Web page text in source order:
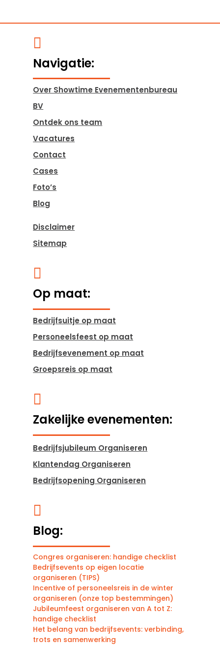

Navigatie:
Over Showtime Evenementenbureau
BV
Ontdek ons team
Vacatures
Contact
Cases
Foto’s
Blog
Disclaimer
Sitemap

Op maat:
Bedrijfsuitje op maat
Personeelsfeest op maat
Bedrijfsevenement op maat
Groepsreis op maat

Zakelijke evenementen:
Bedrijfsjubileum Organiseren
Klantendag Organiseren
Bedrijfsopening Organiseren

Blog:
Congres organiseren: handige checklist
Bedrijfsevents op eigen locatie
organiseren (TIPS)
Incentive of personeelsreis in de winter
organiseren (onze top bestemmingen)
Jubileumfeest organiseren van A tot Z:
handige checklist
Het belang van bedrijfsevents: verbinding,
trots en samenwerking